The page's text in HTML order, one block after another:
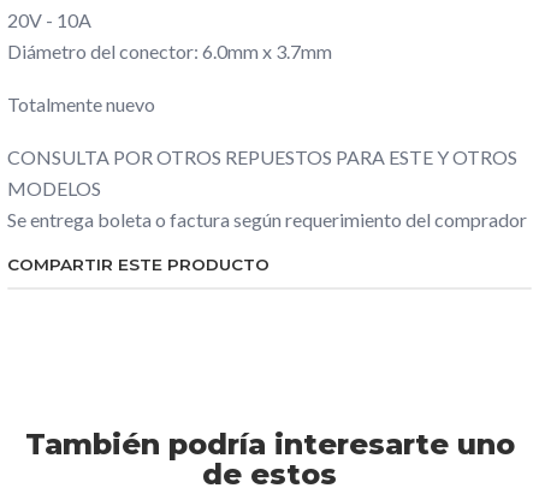
20V - 10A
Diámetro del conector: 6.0mm x 3.7mm
Totalmente nuevo
CONSULTA POR OTROS REPUESTOS PARA ESTE Y OTROS
MODELOS
Se entrega boleta o factura según requerimiento del comprador
COMPARTIR ESTE PRODUCTO
También podría interesarte uno
de estos